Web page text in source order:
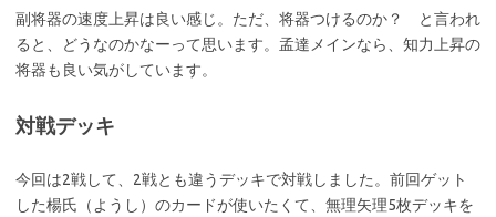
副将器の速度上昇は良い感じ。ただ、将器つけるのか？ と言われ
ると、どうなのかなーって思います。孟達メインなら、知力上昇の
将器も良い気がしています。
対戦デッキ
今回は2戦して、2戦とも違うデッキで対戦しました。前回ゲット
した楊氏（ようし）のカードが使いたくて、無理矢理5枚デッキを